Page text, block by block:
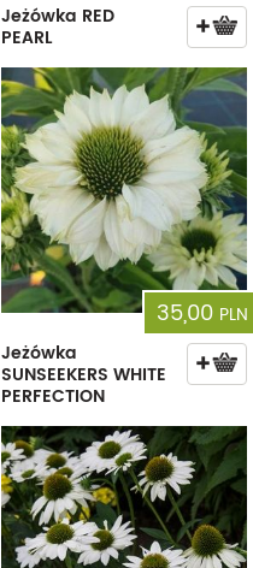
Jeżówka RED
PEARL
35,00 PLN
Jeżówka
SUNSEEKERS WHITE
PERFECTION